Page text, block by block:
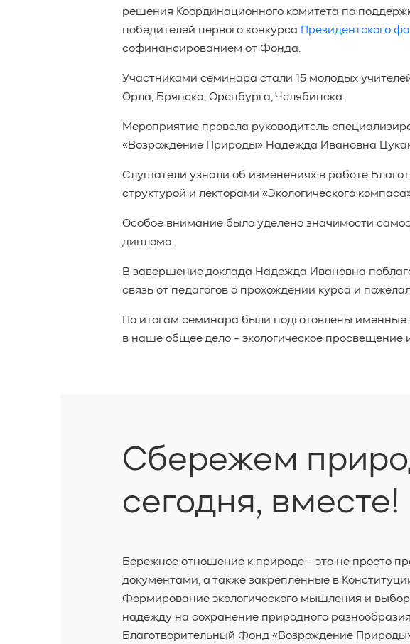
решения Координационного комитета по
победителей первого конкурса
Президентского
софинансированием от Фонда.
Участниками семинара стали 15 молодых
Орла, Брянска, Оренбурга, Челябинска.
Мероприятие провела руководитель
«Возрождение Природы» Надежда Ивановна
Слушатели узнали об изменениях в работе
структурой и лекторами «Экологического
Особое внимание было уделено значимости
диплома.
В завершение доклада Надежда Ивановна
связь от педагогов о прохождении курса и
По итогам семинара были подготовлены
в наше общее дело - экологическое просвещение
Сбережем
сегодня, вместе!
Бережное отношение к природе - это не просто
документами, а также закрепленные в
Формирование экологического мышления и выбор
надежду на сохранение природного
Благотворительный Фонд «Возрождение